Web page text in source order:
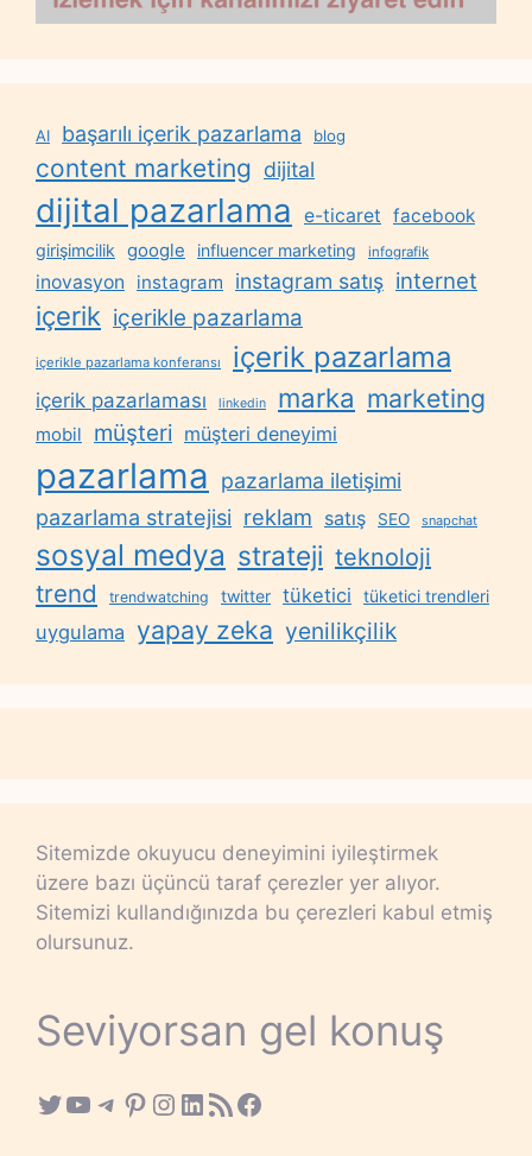
AI başarılı içerik pazarlama blog
content marketing dijital
dijital pazarlama e-ticaret facebook
girişimcilik google influencer marketing infografik
inovasyon instagram instagram satış internet
içerik içerikle pazarlama
içerikle pazarlama konferansı içerik pazarlama
içerik pazarlaması linkedin marka marketing
mobil müşteri müşteri deneyimi
pazarlama
pazarlama iletişimi
pazarlama stratejisi reklam satış SEO snapchat
sosyal medya strateji teknoloji
trend trendwatching twitter tüketici tüketici trendleri
uygulama yapay zeka yenilikçilik
Sitemizde okuyucu deneyimini iyileştirmek
üzere bazı üçüncü taraf çerezler yer alıyor.
Sitemizi kullandığınızda bu çerezleri kabul etmiş
olursunuz.
Seviyorsan gel konuş
Twitter
YouTube
Telegram
Pinterest
Instagram
LinkedIn
RSS FeedFacebook